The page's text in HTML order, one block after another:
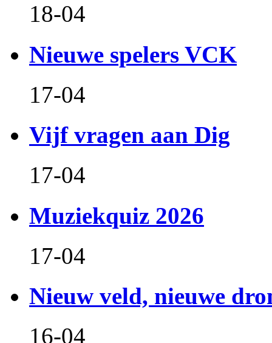
18-04
Nieuwe spelers VCK
17-04
Vijf vragen aan Dig
17-04
Muziekquiz 2026
17-04
Nieuw veld, nieuwe
16-04